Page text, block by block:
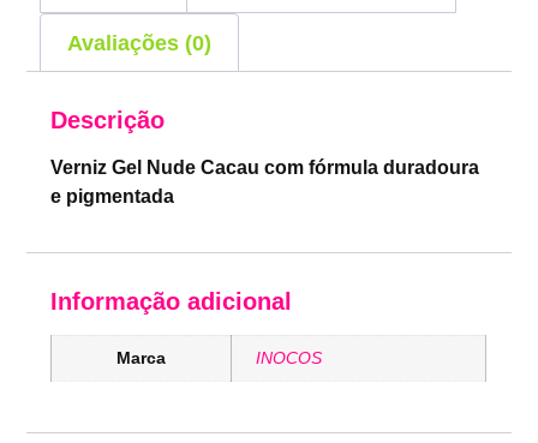
Avaliações (0)
Descrição
Verniz Gel Nude Cacau com fórmula duradoura
e pigmentada
Informação adicional
Marca INOCOS